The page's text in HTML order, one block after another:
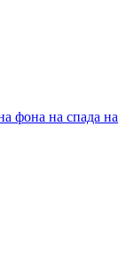
фона на спада на